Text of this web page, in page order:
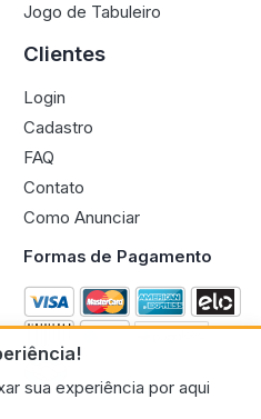
sua experiência por aqui
Jogo de Tabuleiro
Clientes
Login
Cadastro
FAQ
Contato
Como Anunciar
Formas de Pagamento